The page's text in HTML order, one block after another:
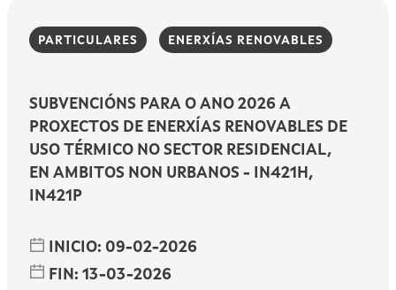
PARTICULARES ENERXÍAS RENOVABLES
SUBVENCIÓNS PARA O ANO 2026 A
PROXECTOS DE ENERXÍAS RENOVABLES DE
USO TÉRMICO NO SECTOR RESIDENCIAL,
EN AMBITOS NON URBANOS - IN421H,
IN421P
INICIO: 09-02-2026
FIN: 13-03-2026